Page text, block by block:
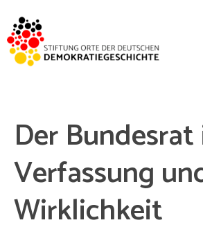
Der
Verfassung
Wirklichkeit